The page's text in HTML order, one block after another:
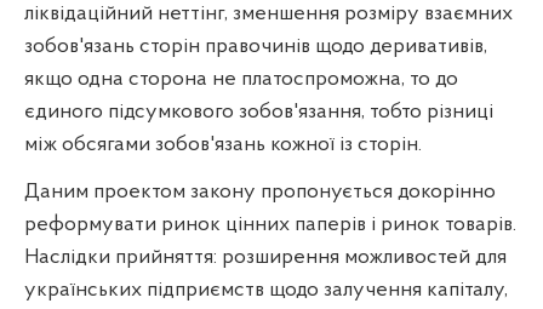
ліквідаційний неттінг, зменшення розміру взаємних
зобов'язань сторін правочинів щодо деривативів,
якщо одна сторона не платоспроможна, то до
єдиного підсумкового зобов'язання, тобто різниці
між обсягами зобов'язань кожної із сторін.
Даним проектом закону пропонується докорінно
реформувати ринок цінних паперів і ринок товарів.
Наслідки прийняття: розширення можливостей для
українських підприємств щодо залучення капіталу,